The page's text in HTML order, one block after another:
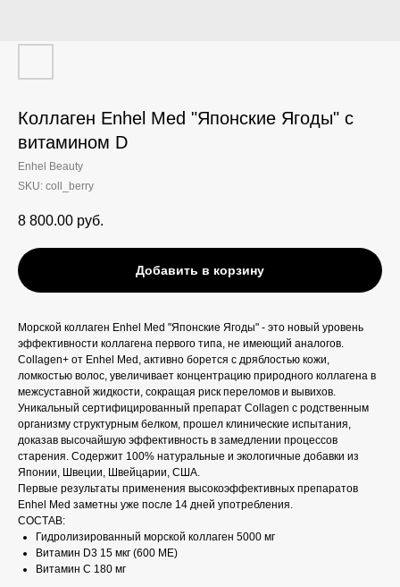
Коллаген Enhel Med "Японские Ягоды" с
витамином D
Enhel Beauty
SKU: coll_berry
8 800.00 руб.
Добавить в корзину
Морской коллаген Enhel Med "Японские Ягоды" - это новый уровень
эффективности коллагена первого типа, не имеющий аналогов.
Collagen+ от Enhel Med, активно борется с дряблостью кожи,
ломкостью волос, увеличивает концентрацию природного коллагена в
межсуставной жидкости, сокращая риск переломов и вывихов.
Уникальный сертифицированный препарат Collagen с родственным
организму структурным белком, прошел клинические испытания,
доказав высочайшую эффективность в замедлении процессов
старения. Содержит 100% натуральные и экологичные добавки из
Японии, Швеции, Швейцарии, США.
Первые результаты применения высокоэффективных препаратов
Enhel Med заметны уже после 14 дней употребления.
СОСТАВ:
Гидролизированный морской коллаген 5000 мг
Витамин D3 15 мкг (600 МЕ)
Витамин С 180 мг